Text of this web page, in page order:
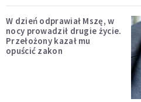
W dzień odprawiał Mszę, w
nocy prowadził drugie życie.
Przełożony kazał mu
opuścić zakon